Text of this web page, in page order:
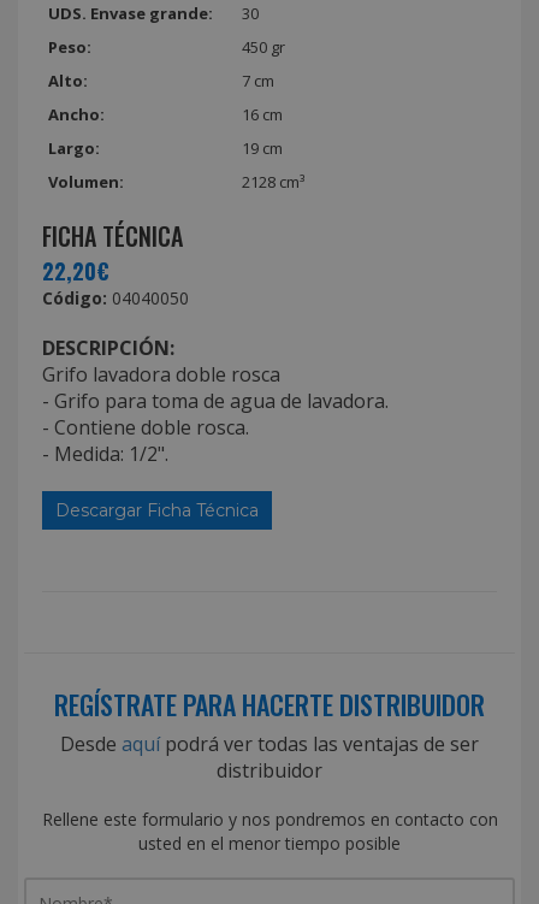
UDS. Envase grande:
30
Peso:
450 gr
Alto:
7 cm
Ancho:
16 cm
Largo:
19 cm
Volumen:
2128 cm³
FICHA TÉCNICA
22,20€
Código: 04040050
DESCRIPCIÓN:
Grifo lavadora doble rosca
- Grifo para toma de agua de lavadora.
- Contiene doble rosca.
- Medida: 1/2".
Descargar Ficha Técnica
REGÍSTRATE PARA HACERTE DISTRIBUIDOR
Desde aquípodrá ver todas las ventajas de ser
distribuidor
Rellene este formulario y nos pondremos en contacto con
usted en el menor tiempo posible